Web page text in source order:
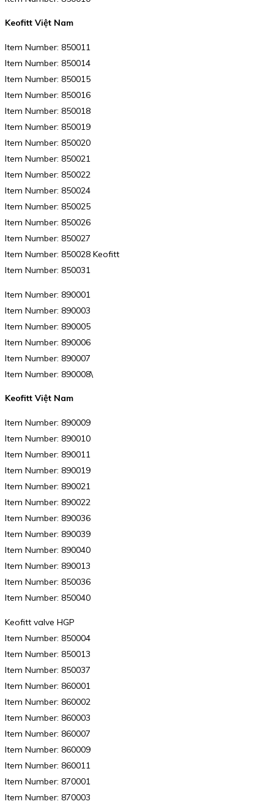
Keofitt Việt Nam
Item Number: 850011
Item Number: 850014
Item Number: 850015
Item Number: 850016
Item Number: 850018
Item Number: 850019
Item Number: 850020
Item Number: 850021
Item Number: 850022
Item Number: 850024
Item Number: 850025
Item Number: 850026
Item Number: 850027
Item Number: 850028 Keofitt
Item Number: 850031
Item Number: 890001
Item Number: 890003
Item Number: 890005
Item Number: 890006
Item Number: 890007
Item Number: 890008\
Keofitt Việt Nam
Item Number: 890009
Item Number: 890010
Item Number: 890011
Item Number: 890019
Item Number: 890021
Item Number: 890022
Item Number: 890036
Item Number: 890039
Item Number: 890040
Item Number: 890013
Item Number: 850036
Item Number: 850040
Keofitt valve HGP
Item Number: 850004
Item Number: 850013
Item Number: 850037
Item Number: 860001
Item Number: 860002
Item Number: 860003
Item Number: 860007
Item Number: 860009
Item Number: 860011
Item Number: 870001
Item Number: 870003